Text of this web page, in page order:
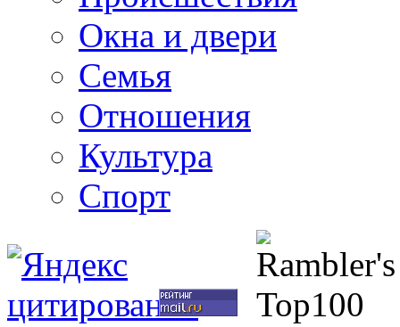
Окна и двери
Семья
Отношения
Культура
Спорт